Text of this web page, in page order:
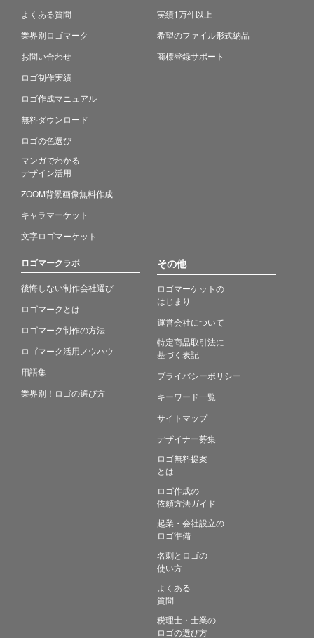
よくある質問
業界別ロゴマーク
お問い合わせ
ロゴ制作実績
ロゴ作成マニュアル
無料ダウンロード
ロゴの色選び
マンガでわかる
デザイン活用
ZOOM背景画像無料作成
キャラマーケット
文字ロゴマーケット
実績1万件以上
希望のファイル形式納品
商標登録サポート
ロゴマークラボ
後悔しない制作会社選び
ロゴマークとは
ロゴマーク制作の方法
ロゴマーク活用ノウハウ
用語集
業界別！ロゴの選び方
その他
ロゴマーケットの
はじまり
運営会社について
特定商品取引法に
基づく表記
プライバシーポリシー
キーワード一覧
サイトマップ
デザイナー募集
ロゴ無料提案
とは
ロゴ作成の
依頼方法ガイド
起業・会社設立の
ロゴ準備
名刺とロゴの
使い方
よくある
質問
税理士・士業の
ロゴの選び方